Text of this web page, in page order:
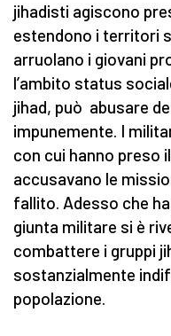
jihadisti agiscono
estendono i territori
arruolano i giovani
l’ambito status
jihad, può abusare
impunemente. I
con cui hanno preso
accusavano le
fallito. Adesso che
giunta militare si è
combattere i gruppi
sostanzialmente
popolazione.